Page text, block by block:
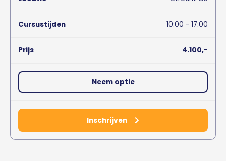
10:00 - 17:00
4.100,-
Neem optie
Inschrijven